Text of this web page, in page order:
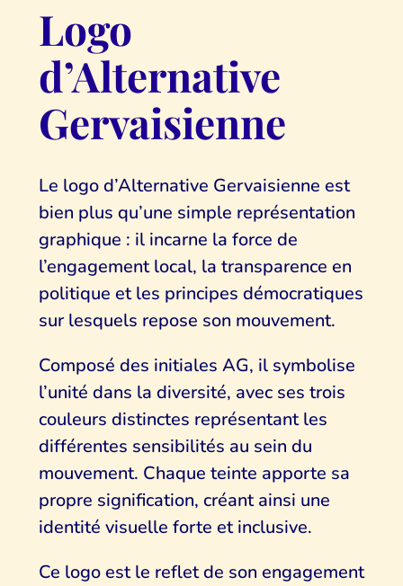
Logo
d’Alternative
Gervaisienne
Le logo d’Alternative Gervaisienne est
bien plus qu’une simple représentation
graphique : il incarne la force de
l’engagement local, la transparence en
politique et les principes démocratiques
sur lesquels repose son mouvement.
Composé des initiales AG, il symbolise
l’unité dans la diversité, avec ses trois
couleurs distinctes représentant les
différentes sensibilités au sein du
mouvement. Chaque teinte apporte sa
propre signification, créant ainsi une
identité visuelle forte et inclusive.
Ce logo est le reflet de son engagement